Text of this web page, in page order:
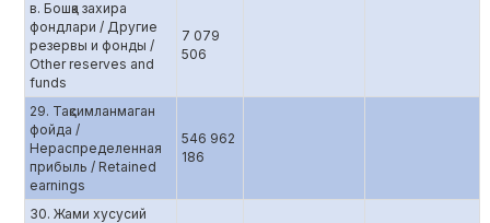
в. Бошқа захира
фондлари / Другие
резервы и фонды /
Other reserves and
funds
7 079
506
29. Тақсимланмаган
фойда /
Нераспределенная
прибыль / Retained
earnings
546 962
186
30. Жами хусусий